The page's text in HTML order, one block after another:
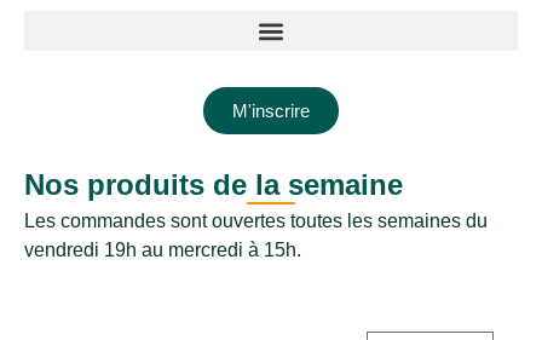
M'inscrire
Nos produits de la semaine
Les commandes sont ouvertes toutes les semaines du
vendredi 19h au mercredi à 15h.